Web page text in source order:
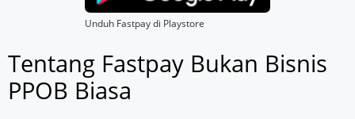
Unduh Fastpay di Playstore
Tentang Fastpay Bukan Bisnis
PPOB Biasa